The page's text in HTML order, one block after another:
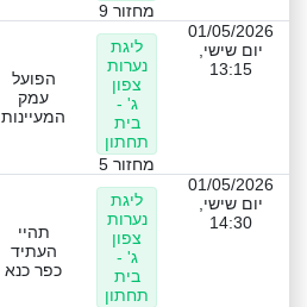
מחזור 9
01/05/2026
יום שישי,
13:15
ליגת
נערות
צפון
ג' -
בית
תחתון
מחזור 5
הפועל
עמק
המעיינות
01/05/2026
יום שישי,
14:30
ליגת
נערות
צפון
ג' -
בית
תחתון
תהיי
העתיד
כפר כנא